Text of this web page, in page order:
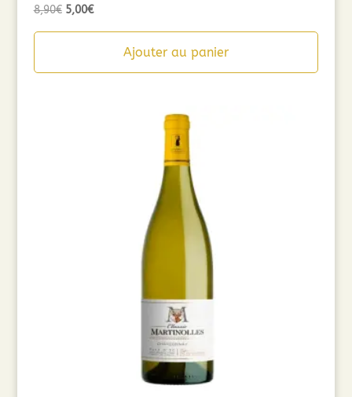
8,90€ Le
5,00€Le
Ajouter au panier